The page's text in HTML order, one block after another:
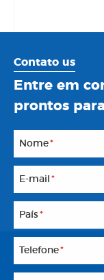
Contato us
Entre em
prontos
Nome*
E-mail *
País *
Telefone*